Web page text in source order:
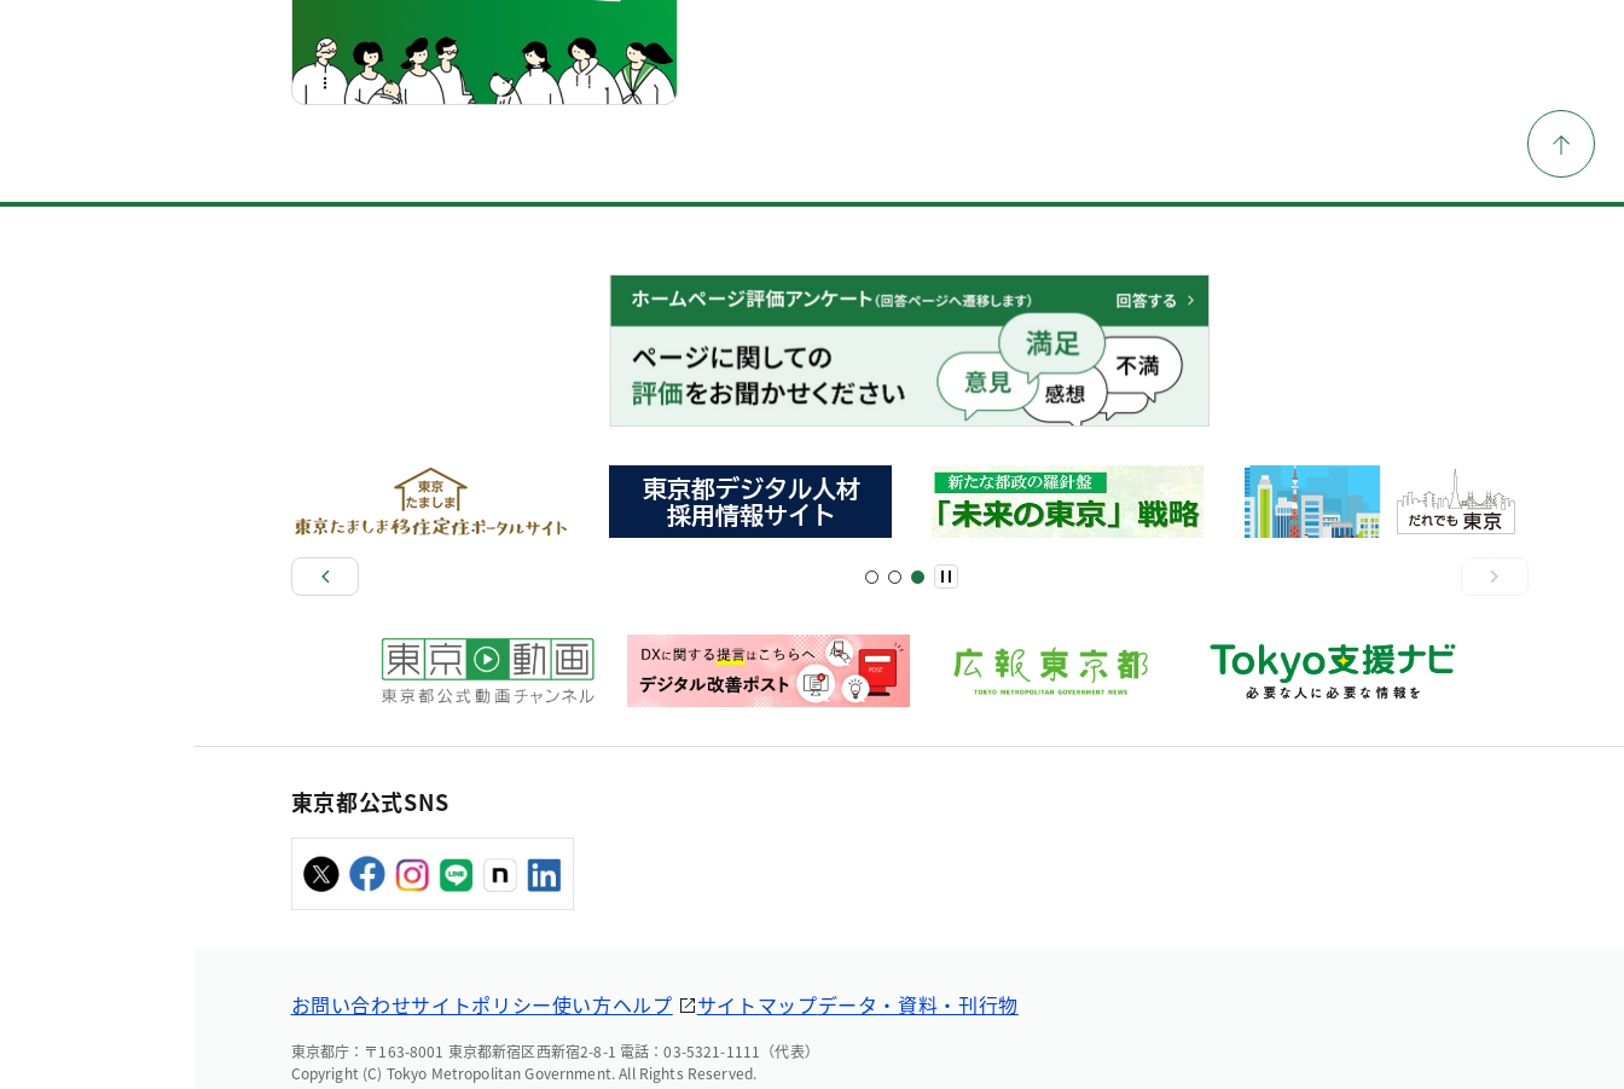
東京都公式SNS
お問い合わせサイトポリシー使い方ヘルプ サイトマップデータ・資料・刊行物
東京都庁：〒163-8001 東京都新宿区西新宿2-8-1 電話：03-5321-1111（代表）
Copyright (C) Tokyo Metropolitan Government. All Rights Reserved.